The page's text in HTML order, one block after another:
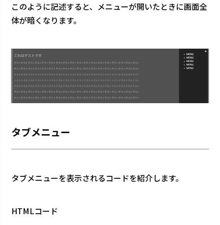
このように記述すると、メニューが開いたときに画面全
体が暗くなります。
タブメニュー
タブメニューを表示されるコードを紹介します。
HTMLコード